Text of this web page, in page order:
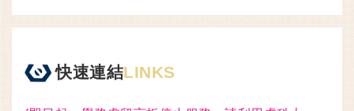
快速連結LINKS